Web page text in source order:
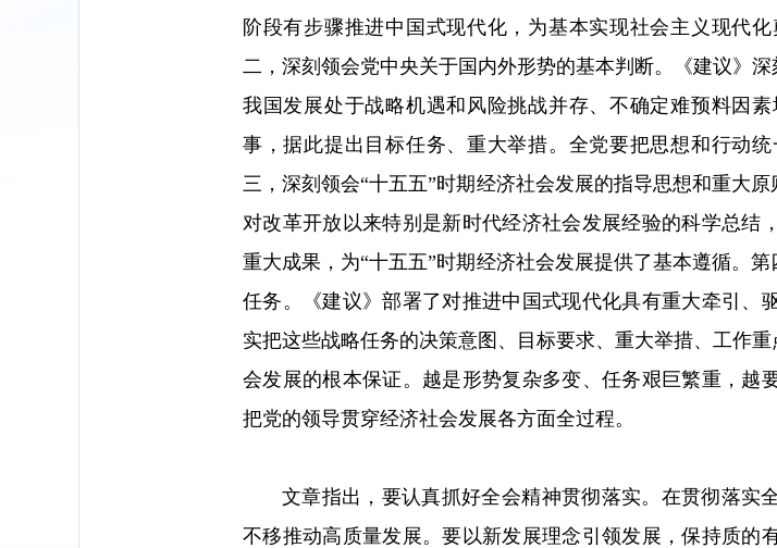
阶段有步骤推进中国式现代化，为基本实现社会主义现代
二，深刻领会党中央关于国内外形势的基本判断。《建议》
我国发展处于战略机遇和风险挑战并存、不确定难预料因
事，据此提出目标任务、重大举措。全党要把思想和行动
三，深刻领会“十五五”时期经济社会发展的指导思想和重大
对改革开放以来特别是新时代经济社会发展经验的科学总结
重大成果，为“十五五”时期经济社会发展提供了基本遵循。
任务。《建议》部署了对推进中国式现代化具有重大牵引、
实把这些战略任务的决策意图、目标要求、重大举措、工作
会发展的根本保证。越是形势复杂多变、任务艰巨繁重，越
把党的领导贯穿经济社会发展各方面全过程。
文章指出，要认真抓好全会精神贯彻落实。在贯彻落实
不移推动高质量发展。要以新发展理念引领发展，保持质的